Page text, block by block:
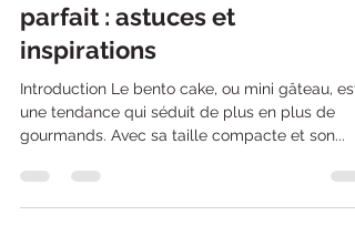
parfait : astuces et
inspirations
Introduction Le bento cake, ou mini gâteau, est
une tendance qui séduit de plus en plus de
gourmands. Avec sa taille compacte et son...